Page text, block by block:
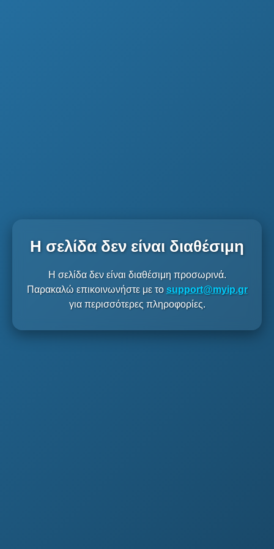
Η σελίδα δεν είναι διαθέσιμη
Η σελίδα δεν είναι διαθέσιμη προσωρινά.
Παρακαλώ επικοινωνήστε με το support@myip.gr
για περισσότερες πληροφορίες.